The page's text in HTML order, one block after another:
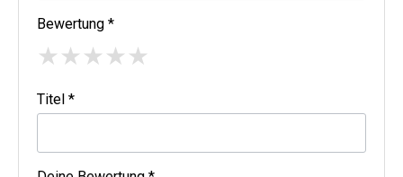
Bewertung *
★★★★★
Titel *